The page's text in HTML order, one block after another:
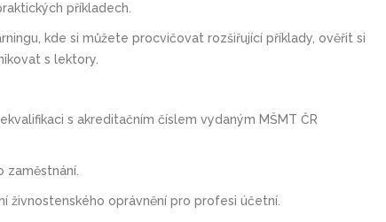
příkladech.
kde si můžete procvičovat rozšiřující příklady, ověřit si
s lektory.
s akreditačním číslem vydaným MŠMT ČR
zaměstnání.
živnostenského oprávnění pro profesi účetní.